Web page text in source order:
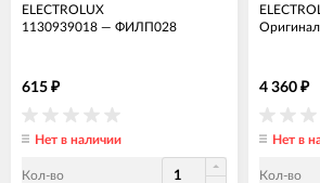
ELECTROLUX
1130939018 — ФИЛП028
615 ₽
Нет в наличии
Кол-во
Оригинал
4 360 ₽
Нет в
Кол-во